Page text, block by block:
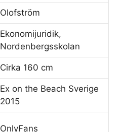
Olofström
Ekonomijuridik,
Nordenbergsskolan
Cirka 160 cm
Ex on the Beach Sverige
2015
OnlyFans